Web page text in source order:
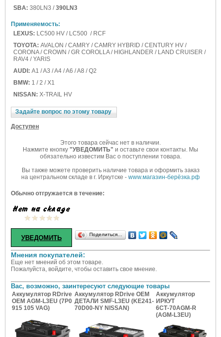
SBA: 380LN3 /390LN3
Применяемость:
LEXUS: LC500 HV / LC500 / RCF
TOYOTA: AVALON / CAMRY / CAMRY HYBRID / CENTURY HV /
CORONA / CROWN / GR COROLLA / HIGHLANDER / LAND CRUISER /
RAV4 / YARIS
AUDI: A1 / A3 / A4 / A6 / A8 / Q2
BMW: 1 / 2 / X1
NISSAN: X-TRAIL HV
Задайте вопрос по этому товару
Доступен
Этого товара сейчас нет в наличии.
Нажмите кнопку "УВЕДОМИТЬ" и оставьте свои контакты. Мы
обязательно известим Вас о поступлении товара.
Вы также можете проверить наличие товара и оформить заказ
на центральном складе в г. Иркутске - www.магазин-берёзка.рф
Обычно отгружается в течение:
Поделиться…
Мнения покупателей:
Еще нет мнений об этом товаре.
Пожалуйста, войдите, чтобы оставить свое мнение.
Вас, возможно, заинтересуют следующие товары
Аккумулятор RDrive
OEM AGM-L3EU (7P0
915 105 VAG)
Аккумулятор RDrive OEM
ДЕТАЛИ SMF-L3EU (KE241-
70D00-NY NISSAN)
Аккумулятор
ИРКУТ
6СТ-70AGM-R
(AGM-L3EU)